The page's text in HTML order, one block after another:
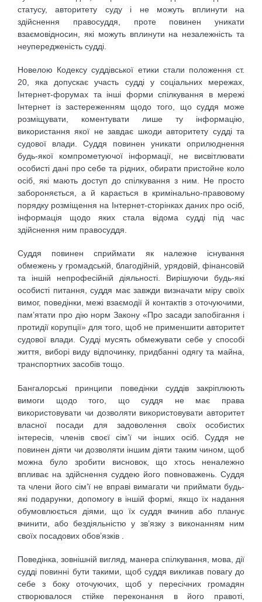
статусу, авторитету суду і не можуть вплинути на
здійснення правосуддя, проте повинен уникати
взаємовідносин, які можуть вплинути на незалежність та
неупередженість судді.
Новелою Кодексу суддівської етики стали положення ст.
20, яка допускає участь судді у соціальних мережах,
Інтернет-форумах та інші форми спілкування в мережі
Інтернет із застереженням щодо того, що суддя може
розміщувати, коментувати лише ту інформацію,
використання якої не завдає шкоди авторитету судді та
судової влади. Суддя повинен уникати оприлюднення
будь-якої компрометуючої інформації, не висвітлювати
особисті дані про себе та рідних, обирати пристойне коло
осіб, які мають доступ до спілкування з ним. Не просто
забороняється, а й карається в кримінально-правовому
порядку розміщення на Інтернет-сторінках даних про осіб,
інформація щодо яких стала відома судді під час
здійснення ним правосуддя.
Суддя повинен сприймати як належне існування
обмежень у громадській, благодійній, урядовій, фінансовій
та іншій непрофесійній діяльності. Вирішуючи будь-які
особисті питання, суддя має завжди визначати міру своїх
вимог, поведінки, межі взаємодії й контактів з оточуючими,
пам’ятати про дію норм Закону «Про засади запобігання і
протидії корупції» для того, щоб не применшити авторитет
судової влади. Судді мусять обмежувати себе у способі
життя, виборі виду відпочинку, придбанні одягу та майна,
транспортних засобів тощо.
Бангалорські принципи поведінки суддів закріплюють
вимоги щодо того, що суддя не має права
використовувати чи дозволяти використовувати авторитет
власної посади для задоволення своїх особистих
інтересів, членів своєї сім’ї чи інших осіб. Суддя не
повинен діяти чи дозволяти іншим діяти таким чином, щоб
можна було зробити висновок, що хтось неналежно
впливає на здійснення суддею його повноважень. Суддя
та члени його сім’ї не вправі вимагати чи приймати будь-
які подарунки, допомогу в іншій формі, якщо їх надання
обумовлюється діями, що їх суддя вчинив або планує
вчинити, або бездіяльністю у зв’язку з виконанням ним
своїх посадових обов’язків .
Поведінка, зовнішній вигляд, манера спілкування, мова, дії
судді повинні бути такими, щоб суддя викликав повагу до
себе з боку оточуючих, щоб у пересічних громадян
створювалося стійке переконання в його правоті,